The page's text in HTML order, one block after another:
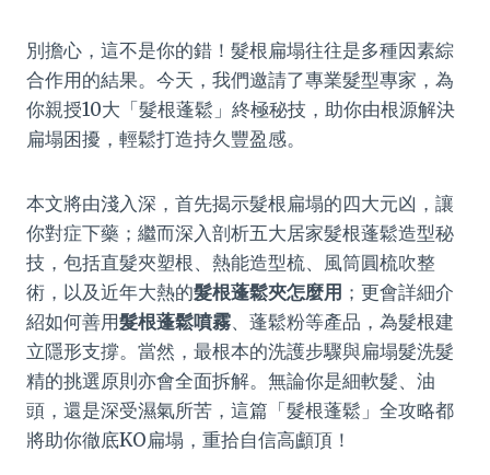
別擔心，這不是你的錯！髮根扁塌往往是多種因素綜
合作用的結果。今天，我們邀請了專業髮型專家，為
你親授10大「髮根蓬鬆」終極秘技，助你由根源解決
扁塌困擾，輕鬆打造持久豐盈感。
本文將由淺入深，首先揭示髮根扁塌的四大元凶，讓
你對症下藥；繼而深入剖析五大居家髮根蓬鬆造型秘
技，包括直髮夾塑根、熱能造型梳、風筒圓梳吹整
術，以及近年大熱的髮根蓬鬆夾怎麼用 ；更會詳細介
紹如何善用髮根蓬鬆噴霧、蓬鬆粉等產品，為髮根建
立隱形支撐。當然，最根本的洗護步驟與扁塌髮洗髮
精的挑選原則亦會全面拆解。無論你是細軟髮、油
頭，還是深受濕氣所苦，這篇「髮根蓬鬆」全攻略都
將助你徹底KO扁塌，重拾自信高顱頂！